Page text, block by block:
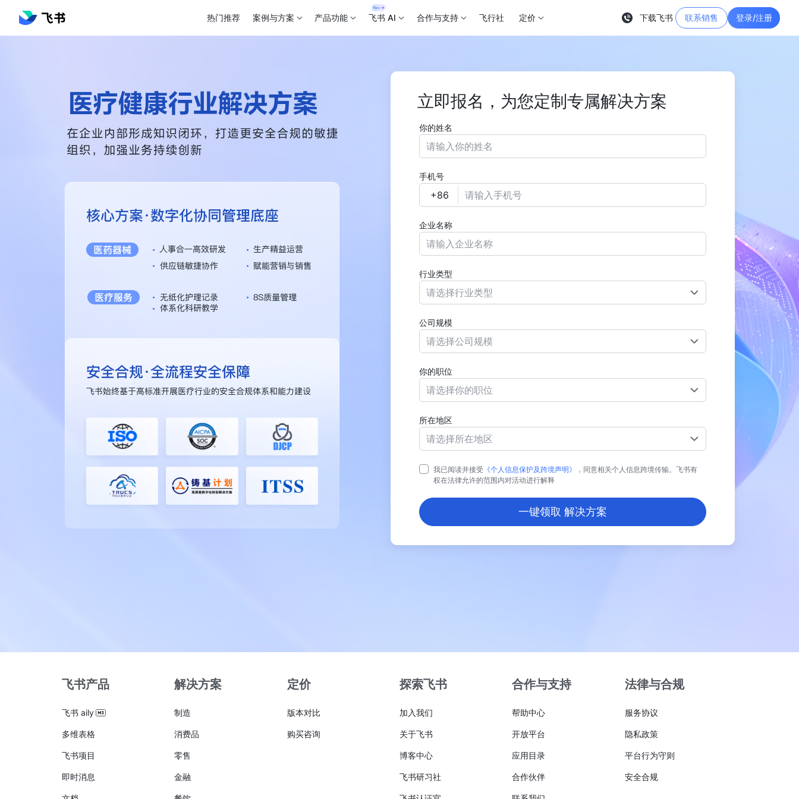
热门推荐 案例与方案 产品功能 飞书 AI 合作与支持 飞行社 定价 下载飞书 联系销售 登录/注册
立即报名，为您定制专属解决方案
你的姓名
手机号
企业名称
行业类型
请选择行业类型
公司规模
请选择公司规模
你的职位
请选择你的职位
所在地区
请选择所在地区
我已阅读并接受 《个人信息保护及跨境声明》
，同意相关个人信息跨境传输。飞书有
权在法律允许的范围内对活动进行解释
一键领取 解决方案
飞书产品
飞书 aily
多维表格
飞书项目
即时消息
解决方案
制造
消费品
零售
金融
定价
版本对比
购买咨询
探索飞书
加入我们
关于飞书
博客中心
飞书研习社
合作与支持
帮助中心
开放平台
应用目录
合作伙伴
法律与合规
服务协议
隐私政策
平台行为守则
安全合规